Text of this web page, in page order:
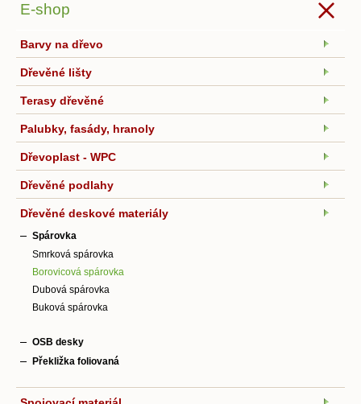
E-shop
Barvy na dřevo
Dřevěné lišty
Terasy dřevěné
Palubky, fasády, hranoly
Dřevoplast - WPC
Dřevěné podlahy
Dřevěné deskové materiály
Spárovka
Smrková spárovka
Borovicová spárovka
Dubová spárovka
Buková spárovka
OSB desky
Překližka foliovaná